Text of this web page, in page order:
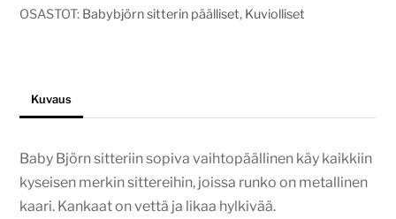
OSASTOT: Babybjörn sitterin päälliset, Kuviolliset
Kuvaus
Baby Björn sitteriin sopiva vaihtopäällinen käy kaikkiin
kyseisen merkin sittereihin, joissa runko on metallinen
kaari. Kankaat on vettä ja likaa hylkivää.